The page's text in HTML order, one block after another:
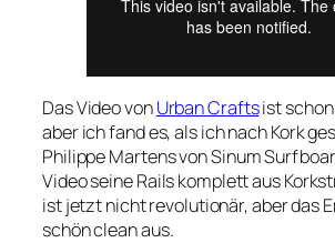
Das Video vonUrban Craftsist schon
aber ich fand es, als ich nach Kork
Philippe Martens vonSinum
Video seine Rails komplett aus
ist jetzt nicht revolutionär, aber das
schön clean aus.